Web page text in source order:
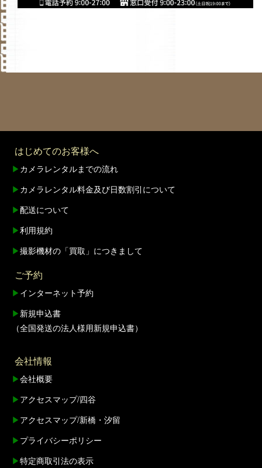
はじめてのお客様へ
▶ カメラレンタルまでの流れ
▶ カメラレンタル料金及び日数割引について
▶配送について
▶利用規約
▶撮影機材の「買取」につきまして
ご予約
▶ インターネット予約
▶ 新規申込書
（全国発送の法人様用新規申込書）
会社情報
▶会社概要
▶ アクセスマップ/四谷
▶ アクセスマップ/新橋・汐留
▶ プライバシーポリシー
▶特定商取引法の表示